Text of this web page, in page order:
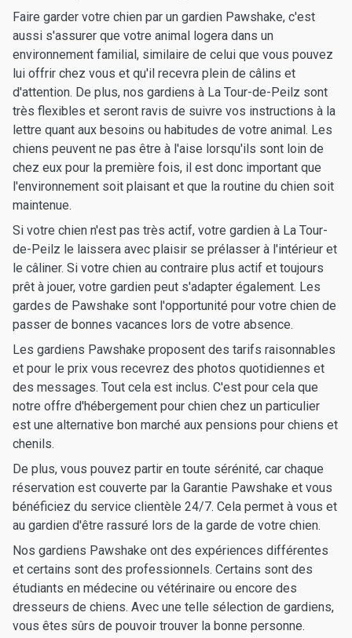
Faire garder votre chien par un gardien Pawshake, c'est
aussi s'assurer que votre animal logera dans un
environnement familial, similaire de celui que vous pouvez
lui offrir chez vous et qu'il recevra plein de câlins et
d'attention. De plus, nos gardiens à La Tour-de-Peilz sont
très flexibles et seront ravis de suivre vos instructions à la
lettre quant aux besoins ou habitudes de votre animal. Les
chiens peuvent ne pas être à l'aise lorsqu'ils sont loin de
chez eux pour la première fois, il est donc important que
l'environnement soit plaisant et que la routine du chien soit
maintenue.
Si votre chien n'est pas très actif, votre gardien à La Tour-
de-Peilz le laissera avec plaisir se prélasser à l'intérieur et
le câliner. Si votre chien au contraire plus actif et toujours
prêt à jouer, votre gardien peut s'adapter également. Les
gardes de Pawshake sont l'opportunité pour votre chien de
passer de bonnes vacances lors de votre absence.
Les gardiens Pawshake proposent des tarifs raisonnables
et pour le prix vous recevrez des photos quotidiennes et
des messages. Tout cela est inclus. C'est pour cela que
notre offre d'hébergement pour chien chez un particulier
est une alternative bon marché aux pensions pour chiens et
chenils.
De plus, vous pouvez partir en toute sérénité, car chaque
réservation est couverte par la Garantie Pawshake et vous
bénéficiez du service clientèle 24/7. Cela permet à vous et
au gardien d'être rassuré lors de la garde de votre chien.
Nos gardiens Pawshake ont des expériences différentes
et certains sont des professionnels. Certains sont des
étudiants en médecine ou vétérinaire ou encore des
dresseurs de chiens. Avec une telle sélection de gardiens,
vous êtes sûrs de pouvoir trouver la bonne personne.